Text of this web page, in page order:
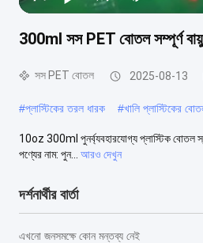
300ml সস PET বোতল সম্পূর্ণ
সস PET বোতল 2025-08-13
#প্লাস্টিকের তরল ধারক #খালি প্লাস্টিকের
10oz 300ml পুনর্ব্যবহারযোগ্য প্লাস্টিক বোতল
পণ্যের নাম: পুন...
আরও দেখুন
দর্শনার্থীর বার্তা
এখনো জনসমক্ষে কোন মন্তব্য নেই